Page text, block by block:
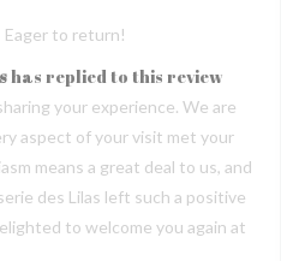
Eager to return!
has replied to this review
your experience. We are
aspect of your visit met your
means a great deal to us, and
des Lilas left such a positive
to welcome you again at